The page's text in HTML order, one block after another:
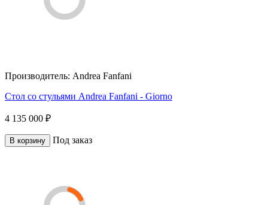
Производитель: Andrea Fanfani
Стол со стульями Andrea Fanfani - Giorno
4 135 000 ₽
В корзину Под заказ